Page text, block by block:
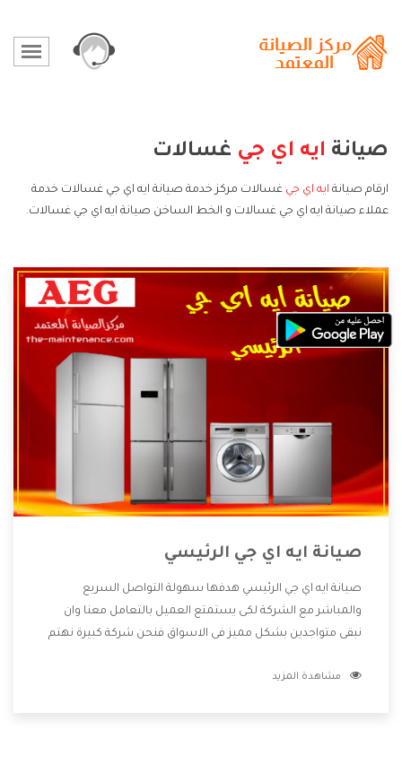
صيانة ايه اي جي غسالات
ارقام صيانة ايه اي جي غسالات مركز خدمة صيانة ايه اي جي غسالات خدمة
عملاء صيانة ايه اي جي غسالات و الخط الساخن صيانة ايه اي جي غسالات.
صيانة ايه اي جي الرئيسي
صيانة ايه اي جي الرئيسي هدفها سهولة التواصل السريع
والمباشر مع الشركة لكى يستمتع العميل بالتعامل معنا وان
نبقى متواجدين بشكل مميز فى الاسواق فنحن شركة كبيرة نهتم
الشركة بها والتى تكون منها خدمة الصيانة التى تكون من أهم
مشاهدة المزيد